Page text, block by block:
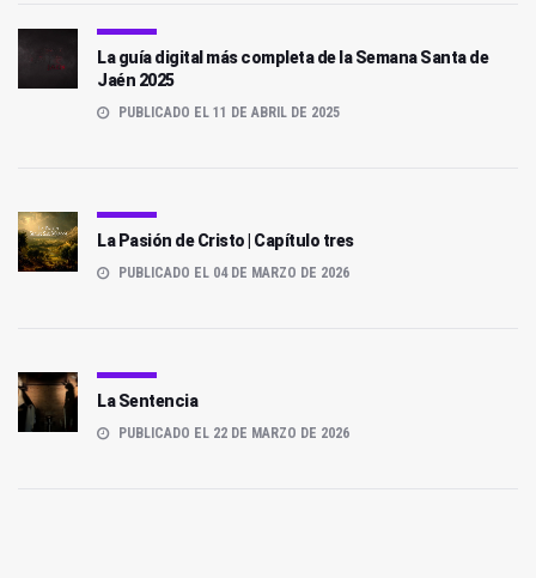
La guía digital más completa de la Semana Santa de
Jaén 2025
PUBLICADO EL 11 DE ABRIL DE 2025
La Pasión de Cristo | Capítulo tres
PUBLICADO EL 04 DE MARZO DE 2026
La Sentencia
PUBLICADO EL 22 DE MARZO DE 2026